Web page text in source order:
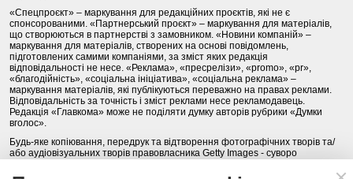
«Спецпроєкт» – маркування для редакційних проєктів, які не є
спонсорованими. «Партнерський проєкт» – маркування для матеріалів,
що створюються в партнерстві з замовником. «Новини компаній» –
маркування для матеріалів, створених на основі повідомлень,
підготовлених самими компаніями, за зміст яких редакція
відповідальності не несе. «Реклама», «пресрелізи», «promo», «pr»,
«благодійність», «соціальна ініціатива», «соціальна реклама» –
маркування матеріалів, які публікуються переважно на правах реклами.
Відповідальність за точність і зміст реклами несе рекламодавець.
Редакція «Главкома» може не поділяти думку авторів рубрики «Думки
вголос».
Будь-яке копіювання, передрук та відтворення фотографічних творів та/
або аудіовізуальних творів правовласника Getty Images - суворо